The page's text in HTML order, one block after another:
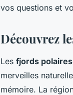
vos questions et
Découvrez
Les fjords polaires
merveilles
mémoire. La